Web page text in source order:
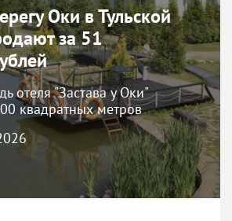
Оки в Тульской
за 51
отеля "Застaва у Oки"
квадратных метров